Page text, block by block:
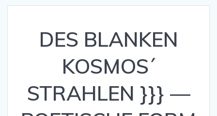
DES BLANKEN
KOSMOS´
STRAHLEN }}} —